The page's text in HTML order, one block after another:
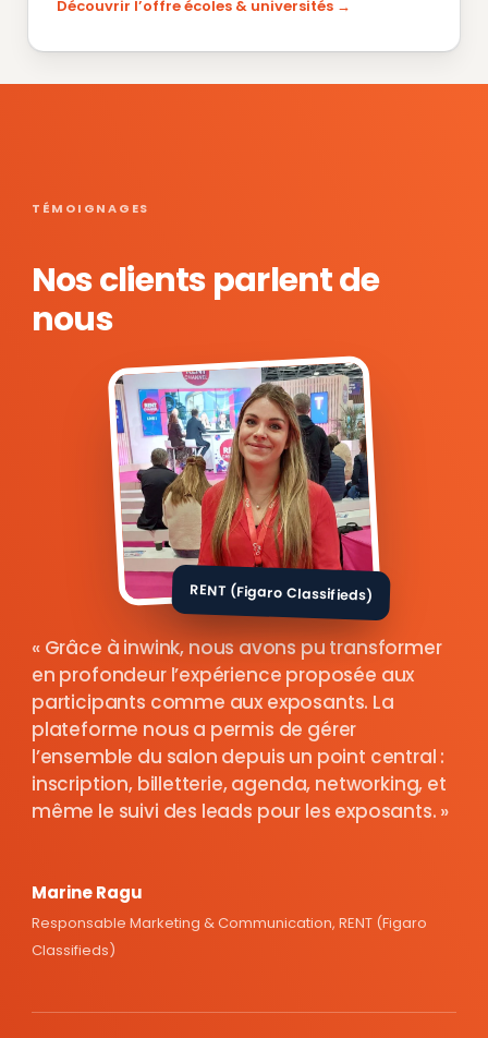
Découvrir l’offre écoles & universités
TÉMOIGNAGES
Nos clients parlent de
nous
RENT (Figaro Classifieds)
Grâce à inwink, nous avons pu transformer
en profondeur l’expérience proposée aux
participants comme aux exposants. La
plateforme nous a permis de gérer
l’ensemble du salon depuis un point central :
inscription, billetterie, agenda, networking, et
même le suivi des leads pour les exposants.
Marine Ragu
Responsable Marketing & Communication, RENT (Figaro
Classifieds)